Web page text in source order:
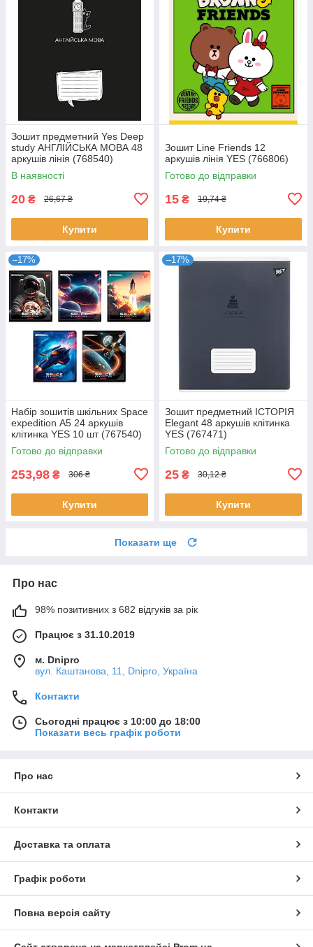
Зошит предметний Yes Deep
study АНГЛІЙСЬКА МОВА 48
аркушів лінія (768540)
В наявності
20 ₴ 26,67 ₴
Купити
Зошит Line Friends 12
аркушів лінія YES (766806)
Готово до відправки
15 ₴ 19,74 ₴
Купити
–17%
Набір зошитів шкільних Space
expedition А5 24 аркушів
клітинка YES 10 шт (767540)
Готово до відправки
253,98 ₴ 306 ₴
Купити
–17%
Зошит предметний ІСТОРІЯ
Elegant 48 аркушів клітинка
YES (767471)
Готово до відправки
25 ₴ 30,12 ₴
Купити
Показати ще
Про нас
98% позитивних з 682 відгуків за рік
Працює з 31.10.2019
м. Dnipro
вул. Каштанова, 11, Dnipro, Україна
Контакти
Сьогодні працює з 10:00 до 18:00
Показати весь графік роботи
Про нас
Контакти
Доставка та оплата
Графік роботи
Повна версія сайту